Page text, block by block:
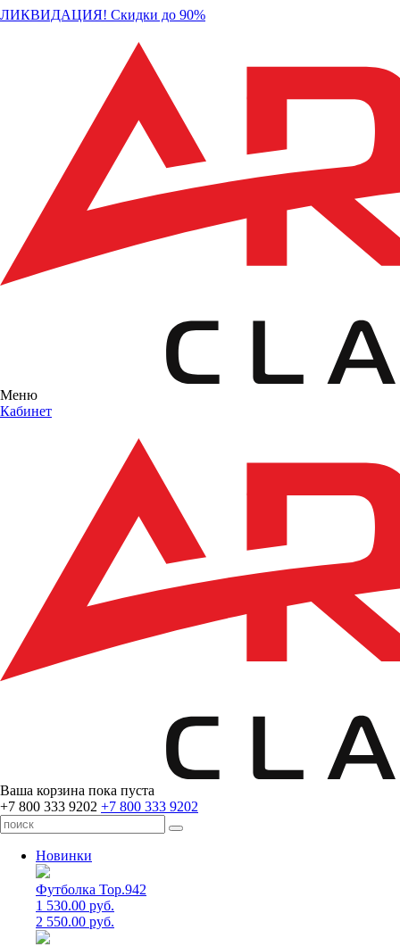
ЛИКВИДАЦИЯ! Скидки до 90%
Меню
Кабинет
Ваша корзина пока пуста
+7 800 333 9202 +7 800 333 9202
Новинки
Футболка Top.942
1 530.00 руб.
2 550.00 руб.